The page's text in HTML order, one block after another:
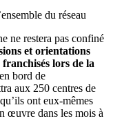
du réseau
ne restera pas confiné
et orientations
franchisés lors de la
bord de
aux 250 centres de
ont eux-mêmes
œuvre dans les mois à